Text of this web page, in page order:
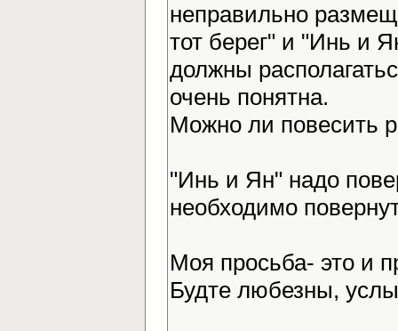
неправильно
тот берег" и "Инь и
должны
очень понятна.
Можно ли повесить
"Инь и Ян" надо
необходимо
Моя просьба- это и
Будте любезны,